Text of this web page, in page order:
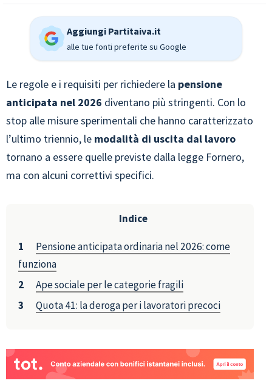
Aggiungi Partitaiva.it
alle tue fonti preferite su Google
Le regole e i requisiti per richiedere la pensione
anticipata nel 2026 diventano più stringenti. Con lo
stop alle misure sperimentali che hanno caratterizzato
l’ultimo triennio, le modalità di uscita dal lavoro
tornano a essere quelle previste dalla legge Fornero,
ma con alcuni correttivi specifici.
Indice
Pensione anticipata ordinaria nel 2026: come
funziona
Ape sociale per le categorie fragili
Quota 41: la deroga per i lavoratori precoci